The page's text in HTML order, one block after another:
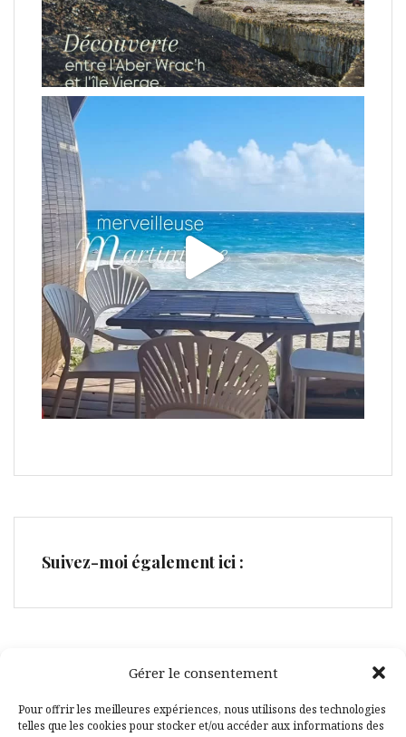
Gérer le consentement
Pour offrir les meilleures expériences, nous utilisons des technologies
telles que les cookies pour stocker et/ou accéder aux informations des
Suivez-moi également ici :
Facebook
Pinterest